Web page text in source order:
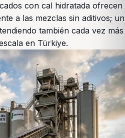
con cal hidratada ofrecen
a las mezclas sin aditivos; un
también cada vez más
en Türkiye.